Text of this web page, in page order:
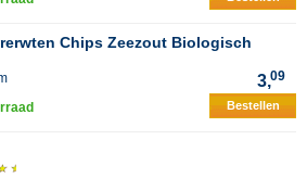
Chips Zeezout Biologisch
3,09
Bestellen